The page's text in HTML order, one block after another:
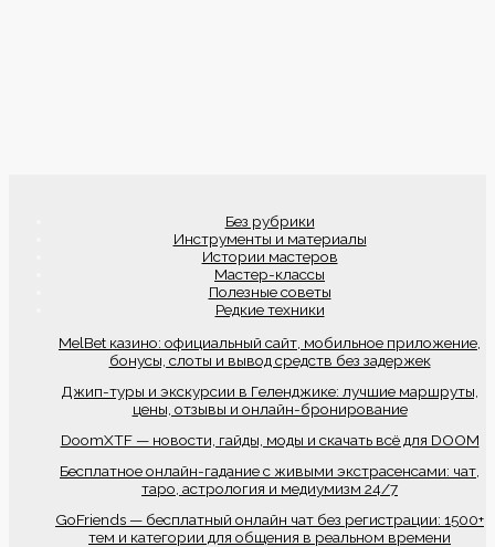
Без рубрики
Инструменты и материалы
Истории мастеров
Мастер-классы
Полезные советы
Редкие техники
MelBet казино: официальный сайт, мобильное приложение,
бонусы, слоты и вывод средств без задержек
Джип-туры и экскурсии в Геленджике: лучшие маршруты,
цены, отзывы и онлайн-бронирование
DoomXTF — новости, гайды, моды и скачать всё для DOOM
Бесплатное онлайн-гадание с живыми экстрасенсами: чат,
таро, астрология и медиумизм 24/7
GoFriends — бесплатный онлайн чат без регистрации: 1500+
тем и категории для общения в реальном времени